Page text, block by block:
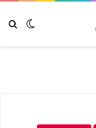
الوضع